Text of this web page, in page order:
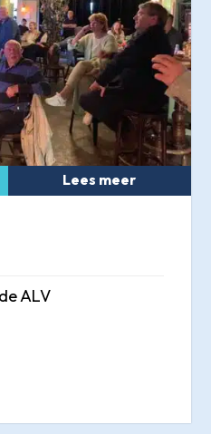
ALV
Lees meer